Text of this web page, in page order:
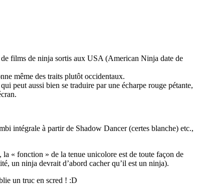
films de ninja sortis aux USA (American Ninja date de
même des traits plutôt occidentaux.
peut aussi bien se traduire par une écharpe rouge pétante,
intégrale à partir de Shadow Dancer (certes blanche) etc.,
« fonction » de la tenue unicolore est de toute façon de
un ninja devrait d’abord cacher qu’il est un ninja).
un truc en scred ! :D